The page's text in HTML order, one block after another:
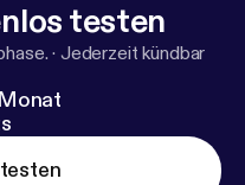
testen
· Jederzeit kündbar